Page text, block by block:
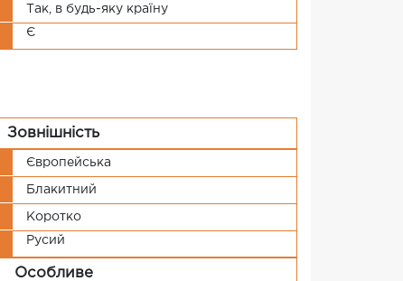
Так, в будь-яку країну
Є
Зовнішність
Європейська
Блакитний
Коротко
Русий
Особливе